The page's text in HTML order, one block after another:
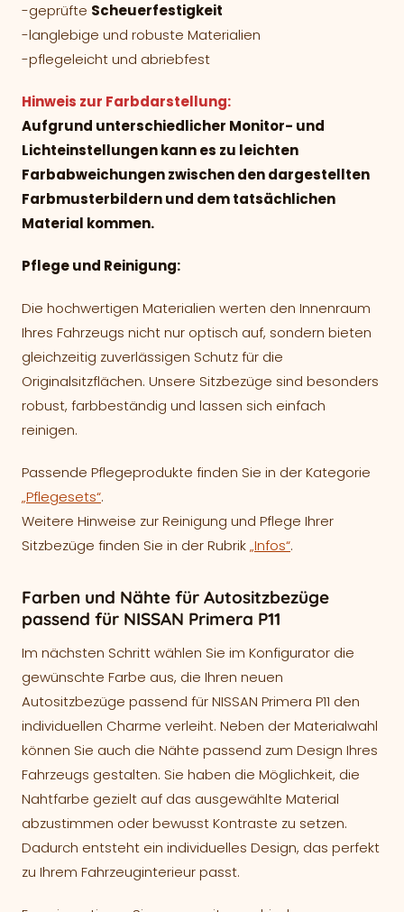
-geprüfte Scheuerfestigkeit
-langlebige und robuste Materialien
-pflegeleicht und abriebfest
Hinweis zur Farbdarstellung:
Aufgrund unterschiedlicher Monitor- und
Lichteinstellungen kann es zu leichten
Farbabweichungen zwischen den dargestellten
Farbmusterbildern und dem tatsächlichen
Material kommen.
Pflege und Reinigung:
Die hochwertigen Materialien werten den Innenraum
Ihres Fahrzeugs nicht nur optisch auf, sondern bieten
gleichzeitig zuverlässigen Schutz für die
Originalsitzflächen. Unsere Sitzbezüge sind besonders
robust, farbbeständig und lassen sich einfach
reinigen.
Passende Pflegeprodukte finden Sie in der Kategorie
„Pflegesets“.
Weitere Hinweise zur Reinigung und Pflege Ihrer
Sitzbezüge finden Sie in der Rubrik„Infos“.
Farben und Nähte für Autositzbezüge
passend für NISSAN Primera P11
Im nächsten Schritt wählen Sie im Konfigurator die
gewünschte Farbe aus, die Ihren neuen
Autositzbezüge passend für NISSAN Primera P11 den
individuellen Charme verleiht. Neben der Materialwahl
können Sie auch die Nähte passend zum Design Ihres
Fahrzeugs gestalten. Sie haben die Möglichkeit, die
Nahtfarbe gezielt auf das ausgewählte Material
abzustimmen oder bewusst Kontraste zu setzen.
Dadurch entsteht ein individuelles Design, das perfekt
zu Ihrem Fahrzeuginterieur passt.